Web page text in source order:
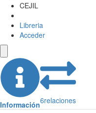
CEJIL
Libreria
Acceder
Información6relaciones